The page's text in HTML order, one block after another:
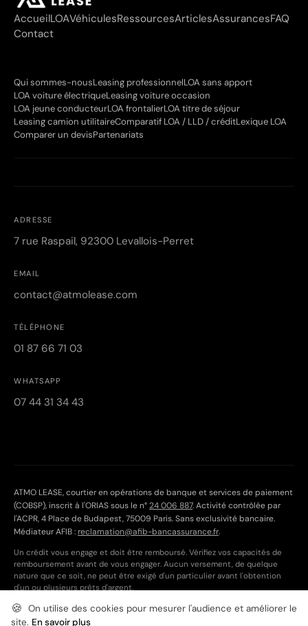
AccueilLOAVéhiculesRessourcesArticlesAssurancesFAQ
Contact
Qui sommes-nousLeasing professionnelLOA sans apport
LOA voiture électriqueLeasing voiture occasion
LOA jeune conducteurLOA frontalierLOA titre de séjour
Leasing camion utilitaireComparatif LOA / LLD / créditLexique LOA
Comparer un devisPartenariats
ADRESSE
7 rue Raspail, 92300 Levallois-Perret
EMAIL
contact@atmolease.com
TÉLÉPHONE
01 87 66 71 03
WHATSAPP
07 44 31 34 43
ATMO LEASE, courtier en opérations de banque et services de paiement
(COBSP), inscrit à l'ORIAS sous le n°24 006 887. Activité contrôlée par
l'ACPR, 4 Place de Budapest, 75009 Paris. Sans exclusivité bancaire.
Médiateur AFIB :reclamation@afib-bancassurance.fr.
Un crédit vous engage et doit être remboursé. Vérifiez vos capacités de
remboursement avant de vous engager. Aucun versement, de quelque
nature que ce soit, ne peut être exigé d'un particulier avant l'obtention
d'un ou plusieurs prêts d'argent.
© 2026 ATMO LEASE. Tous droits réservés.
Cookies
🍪 On utilise des cookies pour mesurer l'audience et améliorer le
site. En savoir plus